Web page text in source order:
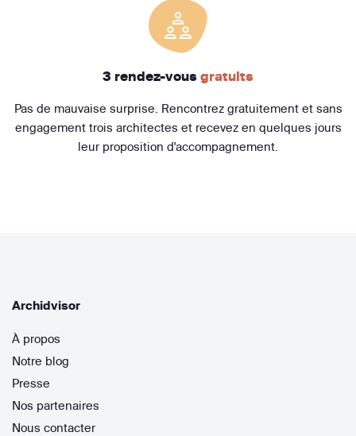
3 rendez-vous gratuits
Pas de mauvaise surprise. Rencontrez gratuitement et sans
engagement trois architectes et recevez en quelques jours
leur proposition d'accompagnement.
Archidvisor
À propos
Notre blog
Presse
Nos partenaires
Nous contacter